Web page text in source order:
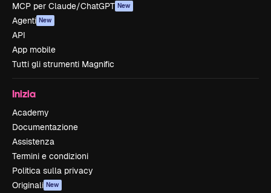
MCP per Claude/ChatGPT New
Agenti New
API
App mobile
Tutti gli strumenti Magnific
Inizia
Academy
Documentazione
Assistenza
Termini e condizioni
Politica sulla privacy
Originali New